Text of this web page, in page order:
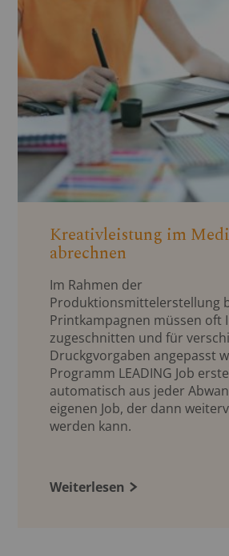
Kreativleistung im
abrechnen
Im Rahmen der
Produktionsmittelerstellung
Printkampagnen müssen oft
zugeschnitten und für
Druckgvorgaben angepasst
Programm LEADING Job
automatisch aus jeder
eigenen Job, der dann
werden kann.
Weiterlesen